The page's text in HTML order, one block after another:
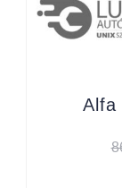
Alfa